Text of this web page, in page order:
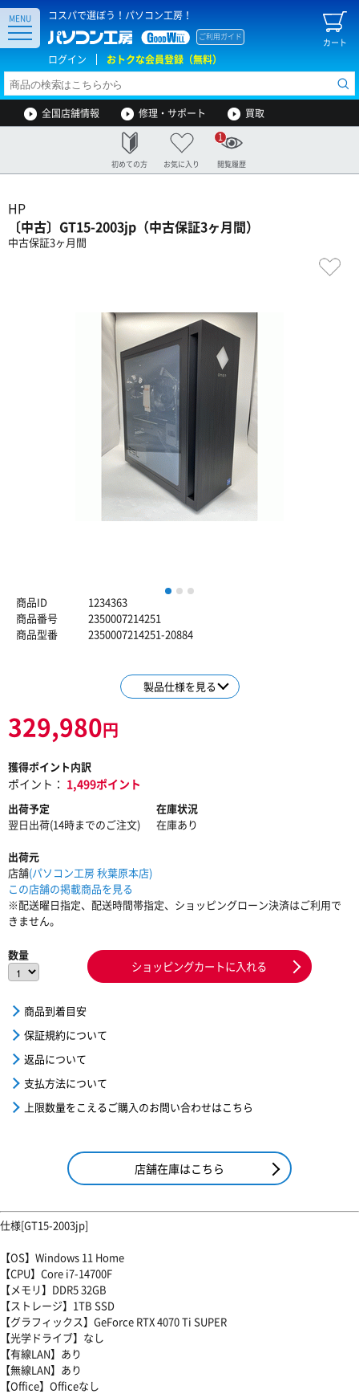
コスパで選ぼう！パソコン工房！
カート
ご利用ガイド
ログイン おトクな会員登録（無料）
MENU
全国店舗情報 修理・サポート 買取
初めての方 お気に入り 閲覧履歴
1
HP
〔中古〕GT15-2003jp（中古保証3ヶ月間）
中古保証3ヶ月間
1 2
商品ID
1234363
商品番号
2350007214251
商品型番
2350007214251-20884
製品仕様を見る
329,980円
獲得ポイント内訳
ポイント： 1,499ポイント
出荷予定
翌日出荷(14時までのご注文)
在庫状況
在庫あり
出荷元
店舗(パソコン工房 秋葉原本店)
この店舗の掲載商品を見る
※配送曜日指定、配送時間帯指定、ショッピングローン決済はご利用で
きません。
数量
ショッピングカートに入れる
商品到着目安
保証規約について
返品について
支払方法について
上限数量をこえるご購入のお問い合わせはこちら
店舗在庫はこちら
仕様[GT15-2003jp]
【OS】Windows 11 Home
【CPU】Core i7-14700F
【メモリ】DDR5 32GB
【ストレージ】1TB SSD
【グラフィックス】GeForce RTX 4070 Ti SUPER
【光学ドライブ】なし
【有線LAN】あり
【無線LAN】あり
【Office】Officeなし